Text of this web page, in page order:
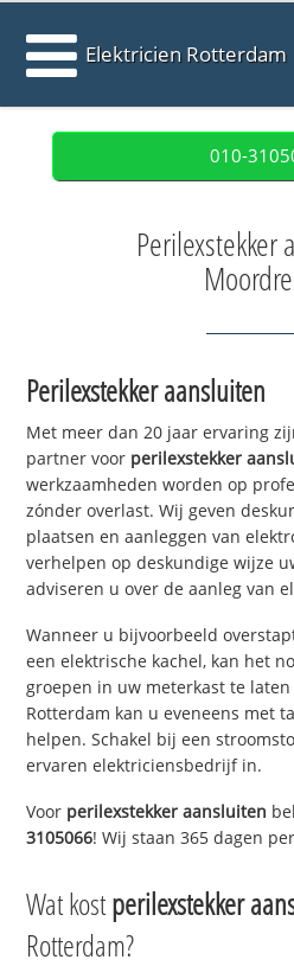
Elektricien Rotterdam
010-
Perilexstekker
Perilexstekker aansluiten
Met meer dan 20 jaar ervaring
partner voor perilexstekker
werkzaamheden worden op
zónder overlast. Wij geven
plaatsen en aanleggen van
verhelpen op deskundige wijze
adviseren u over de aanleg van
Wanneer u bijvoorbeeld
een elektrische kachel, kan het
groepen in uw meterkast te
Rotterdam kan u eveneens met
helpen. Schakel bij een
ervaren elektriciensbedrijf in.
Voor perilexstekker aansluiten
3105066! Wij staan 365 dagen
Wat kostperilexstekker
Rotterdam?